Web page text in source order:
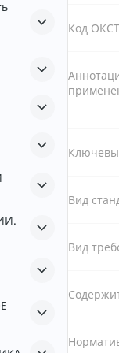
Код
Вид
Вид